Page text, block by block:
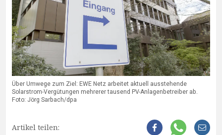
Über Umwege zum Ziel: EWE Netz arbeitet aktuell ausstehende
Solarstrom-Vergütungen mehrerer tausend PV-Anlagenbetreiber ab.
Foto: Jörg Sarbach/dpa
Artikel teilen: